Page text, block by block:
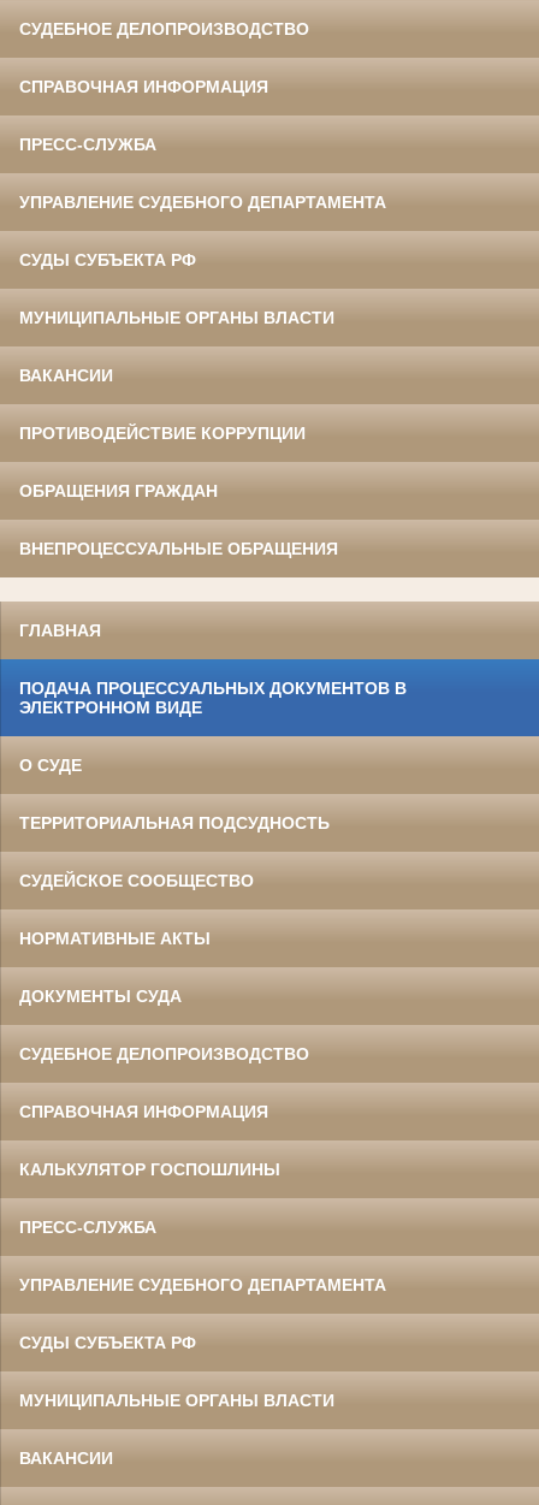
СУДЕБНОЕ ДЕЛОПРОИЗВОДСТВО
СПРАВОЧНАЯ ИНФОРМАЦИЯ
ПРЕСС-СЛУЖБА
УПРАВЛЕНИЕ СУДЕБНОГО ДЕПАРТАМЕНТА
СУДЫ СУБЪЕКТА РФ
МУНИЦИПАЛЬНЫЕ ОРГАНЫ ВЛАСТИ
ВАКАНСИИ
ПРОТИВОДЕЙСТВИЕ КОРРУПЦИИ
ОБРАЩЕНИЯ ГРАЖДАН
ВНЕПРОЦЕССУАЛЬНЫЕ ОБРАЩЕНИЯ
ГЛАВНАЯ
ПОДАЧА ПРОЦЕССУАЛЬНЫХ ДОКУМЕНТОВ В
ЭЛЕКТРОННОМ ВИДЕ
О СУДЕ
ТЕРРИТОРИАЛЬНАЯ ПОДСУДНОСТЬ
СУДЕЙСКОЕ СООБЩЕСТВО
НОРМАТИВНЫЕ АКТЫ
ДОКУМЕНТЫ СУДА
СУДЕБНОЕ ДЕЛОПРОИЗВОДСТВО
СПРАВОЧНАЯ ИНФОРМАЦИЯ
КАЛЬКУЛЯТОР ГОСПОШЛИНЫ
ПРЕСС-СЛУЖБА
УПРАВЛЕНИЕ СУДЕБНОГО ДЕПАРТАМЕНТА
СУДЫ СУБЪЕКТА РФ
МУНИЦИПАЛЬНЫЕ ОРГАНЫ ВЛАСТИ
ВАКАНСИИ